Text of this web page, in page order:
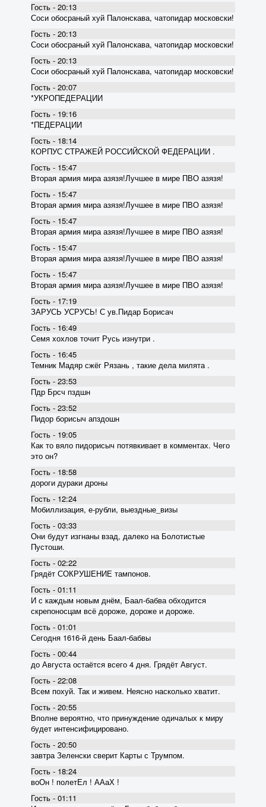
Гость - 20:13
Соси обосраный хуй Палонскава, чатопидар московски!
Гость - 20:13
Соси обосраный хуй Палонскава, чатопидар московски!
Гость - 20:13
Соси обосраный хуй Палонскава, чатопидар московски!
Гость - 20:07
*УКРОПЕДЕРАЦИИ
Гость - 19:16
*ПЕДЕРАЦИИ
Гость - 18:14
КОРПУС СТРАЖЕЙ РОССИЙСКОЙ ФЕДЕРАЦИИ .
Гость - 15:47
Вторая армия мира азязя!Лучшее в мире ПВО азязя!
Гость - 15:47
Вторая армия мира азязя!Лучшее в мире ПВО азязя!
Гость - 15:47
Вторая армия мира азязя!Лучшее в мире ПВО азязя!
Гость - 15:47
Вторая армия мира азязя!Лучшее в мире ПВО азязя!
Гость - 15:47
Вторая армия мира азязя!Лучшее в мире ПВО азязя!
Гость - 17:19
ЗАРУСЬ УСРУСЬ! С ув.Пидар Борисач
Гость - 16:49
Семя хохлов точит Русь изнутри .
Гость - 16:45
Темник Мадяр сжёг Рязань , такие дела милята .
Гость - 23:53
Пдр Брсч пздшн
Гость - 23:52
Пидор борисыч апздошн
Гость - 19:05
Как то вяло пидорисыч потявкивает в комментах. Чего
это он?
Гость - 18:58
дороги дураки дроны
Гость - 12:24
Мобиллизация, е-рубли, выездные_визы
Гость - 03:33
Они будут изгнаны взад, далеко на Болотистые
Пустоши.
Гость - 02:22
Грядёт СОКРУШЕНИЕ тампонов.
Гость - 01:11
И с каждым новым днём, Баал-бабва обходится
скрепоносцам всё дороже, дороже и дороже.
Гость - 01:01
Сегодня 1616-й день Баал-бабвы
Гость - 00:44
до Августа остаётся всего 4 дня. Грядёт Август.
Гость - 22:08
Всем похуй. Так и живем. Неясно насколько хватит.
Гость - 20:55
Вполне вероятно, что принуждение одичалых к миру
будет интенсифицировано.
Гость - 20:50
завтра Зеленски сверит Карты с Трумпом.
Гость - 18:24
воОн ! полетЕл ! ААаХ !
Гость - 01:11